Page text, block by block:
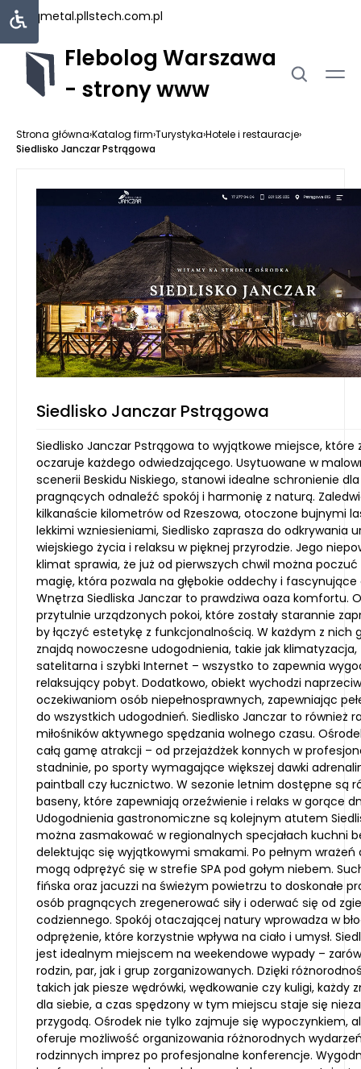
uniqmetal.pllstech.com.pl
Flebolog Warszawa
- strony www
Strona główna›Katalog firm›Turystyka›Hotele i restauracje›
Siedlisko Janczar Pstrągowa
Siedlisko Janczar Pstrągowa
Siedlisko Janczar Pstrągowa to wyjątkowe miejsce, które
oczaruje każdego odwiedzającego. Usytuowane w
scenerii Beskidu Niskiego, stanowi idealne schronienie
pragnących odnaleźć spokój i harmonię z naturą.
kilkanaście kilometrów od Rzeszowa, otoczone bujnymi
lekkimi wzniesieniami, Siedlisko zaprasza do odkrywania
wiejskiego życia i relaksu w pięknej przyrodzie. Jego
klimat sprawia, że już od pierwszych chwil można
magię, która pozwala na głębokie oddechy i fascynujące
Wnętrza Siedliska Janczar to prawdziwa oaza komfortu.
przytulnie urządzonych pokoi, które zostały starannie
by łączyć estetykę z funkcjonalnością. W każdym z nich
znajdą nowoczesne udogodnienia, takie jak klimatyzacja,
satelitarna i szybki Internet – wszystko to zapewnia
relaksujący pobyt. Dodatkowo, obiekt wychodzi naprzeciw
oczekiwaniom osób niepełnosprawnych, zapewniając
do wszystkich udogodnień. Siedlisko Janczar to również
miłośników aktywnego spędzania wolnego czasu.
całą gamę atrakcji – od przejażdżek konnych w
stadninie, po sporty wymagające większej dawki
paintball czy łucznictwo. W sezonie letnim dostępne są
baseny, które zapewniają orzeźwienie i relaks w gorące
Udogodnienia gastronomiczne są kolejnym atutem
można zasmakować w regionalnych specjałach kuchni
delektując się wyjątkowymi smakami. Po pełnym wrażeń
mogą odprężyć się w strefie SPA pod gołym niebem.
fińska oraz jacuzzi na świeżym powietrzu to doskonałe
osób pragnących zregenerować siły i oderwać się od
codziennego. Spokój otaczającej natury wprowadza w
odprężenie, które korzystnie wpływa na ciało i umysł.
jest idealnym miejscem na weekendowe wypady –
rodzin, par, jak i grup zorganizowanych. Dzięki
takich jak piesze wędrówki, wędkowanie czy kuligi, każdy
dla siebie, a czas spędzony w tym miejscu staje się
przygodą. Ośrodek nie tylko zajmuje się wypoczynkiem,
oferuje możliwość organizowania różnorodnych
rodzinnych imprez po profesjonalne konferencje.